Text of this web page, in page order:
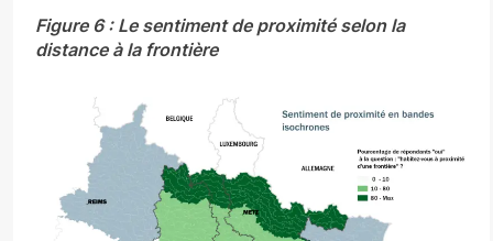
Figure 6 : Le sentiment de proximité selon la
distance à la frontière